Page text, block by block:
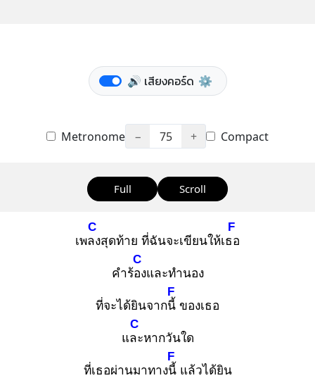
🔊 เสียงคอร์ด ⚙️
Metronome − 75 + Compact
Full Scroll
เพลง
C
สุดท้าย ที่ฉันจะเขียนให้เธอ
F
คำร้อง
C
และทำนอง
ที่จะได้ยินจากนี้
F
ของเธอ
และ
C
หากวันใด
ที่เธอผ่านมาทางนี้
F
แล้วได้ยิน